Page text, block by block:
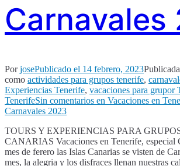
Carnavales
PorjosePublicado el 14 febrero, 2023
como actividades para grupos tenerife,
Experiencias Tenerife, vacaciones para grupor
TenerifeSin comentarios en Vacaciones en
Carnavales 2023
TOURS Y EXPERIENCIAS PARA
CANARIAS Vacaciones en Tenerife, especial
mes de ferero las Islas Canarias se visten de
mes, la alegria y los disfraces llenan nuestras